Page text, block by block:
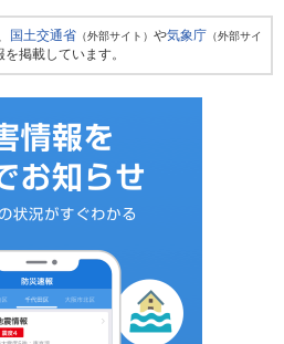
国土交通省 （外部サイト） や気象庁 （外部サイ
掲載しています。